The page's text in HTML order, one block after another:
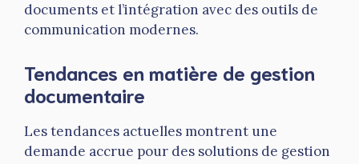
documents et l’intégration avec des outils de
communication modernes.
Tendances en matière de gestion
documentaire
Les tendances actuelles montrent une
demande accrue pour des solutions de gestion